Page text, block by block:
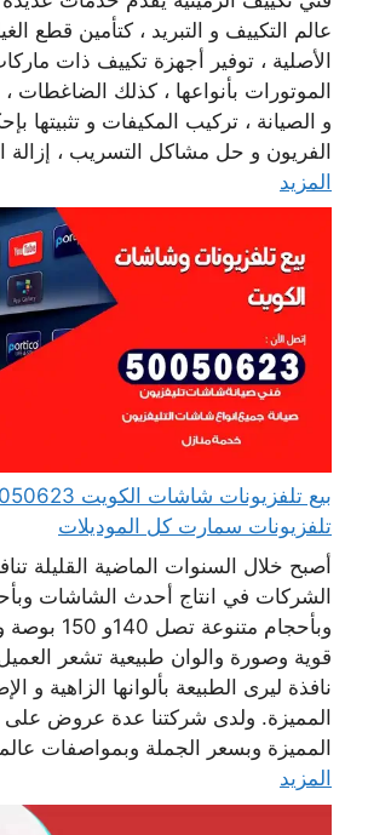
عالم التكييف و التبريد ، كتأمين قطع
الأصلية ، توفير أجهزة تكييف ذات
الموتورات بأنواعها ، كذلك
و الصيانة ، تركيب المكيفات و تثبيتها
الفريون و حل مشاكل التسريب ، إزالة
المزيد
تلفزيونات سمارت كل الموديلات
أصبح خلال السنوات الماضية القليلة
الشركات في انتاج أحدث الشاشات
وبأحجام
قوية وصورة والوان طبيعية تشعر
نافذة ليرى الطبيعة بألوانها الزاهية و
المميزة. ولدى شركتنا عدة عروض
المميزة وبسعر الجملة وبمواصفات
المزيد